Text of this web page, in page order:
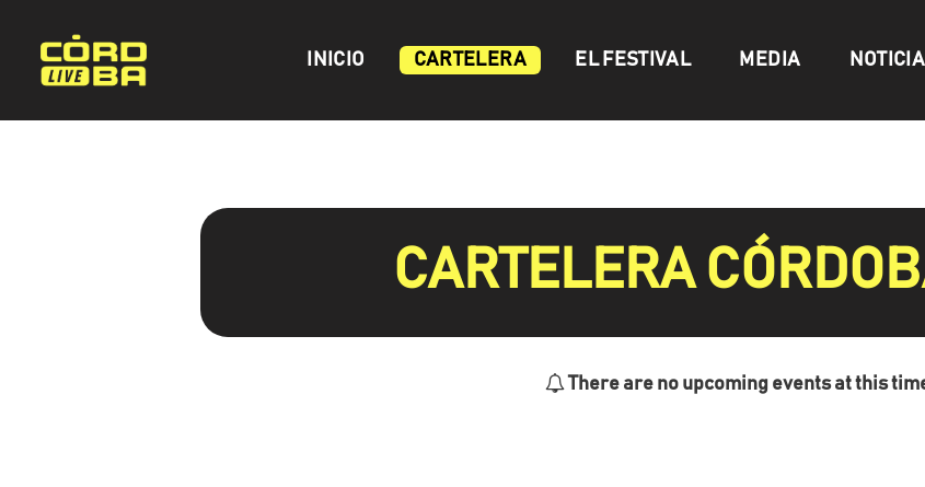
content
INICIO CARTELERA EL FESTIVAL MEDIA
CARTELERA
There are no upcoming events at this